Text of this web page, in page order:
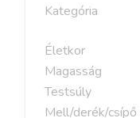
Kategória
Életkor
Magasság
Testsúly
Mell/derék/csípő